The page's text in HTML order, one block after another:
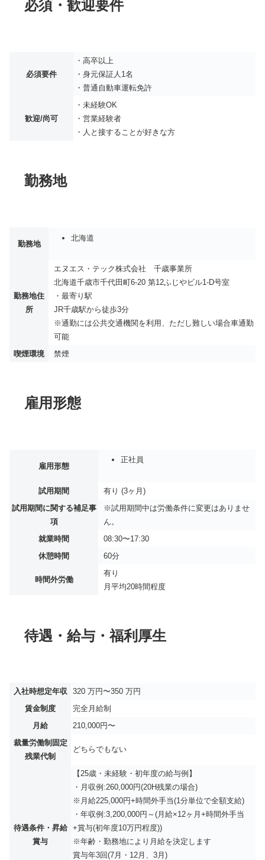
必須・歓迎要件
必須要件
・高卒以上
・身元保証人1名
・普通自動車運転免許
歓迎/尚可
・未経験OK
・営業経験者
・人と接することが好きな方
勤務地
勤務地
北海道
勤務地住
所
エヌエス・テック株式会社 千歳事業所
北海道千歳市千代田町6-20 第12ふじやビル1-D号室
・最寄り駅
JR千歳駅から徒歩3分
※通勤には公共交通機関を利用、ただし難しい場合車通勤
可能
喫煙環境
禁煙
雇用形態
雇用形態
正社員
試用期間
有り (3ヶ月)
試用期間に関する補足事
項
※試用期間中は労働条件に変更はありませ
ん。
就業時間
08:30〜17:30
休憩時間
60分
時間外労働
有り
月平均20時間程度
待遇・給与・福利厚生
入社時想定年収
320 万円〜350 万円
賃金制度
完全月給制
月給
210,000円〜
裁量労働制固定
残業代制
どちらでもない
待遇条件・昇給
賞与
【25歳・未経験・初年度の給与例】
・月収例:260,000円(20H残業の場合)
※月給225,000円+時間外手当(1分単位で全額支給)
・年収例:3,200,000円～(月給×12ヶ月+時間外手当
+賞与(初年度10万円程度))
※年齢・勤務地により月給を決定します
賞与年3回(7月・12月、3月)